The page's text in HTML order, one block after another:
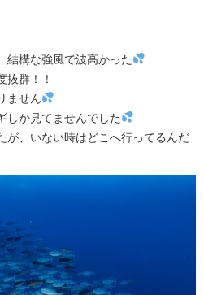
結構な強風で波高かった
抜群！！
ません
しか見てませんでした
が、いない時はどこへ行ってるんだ